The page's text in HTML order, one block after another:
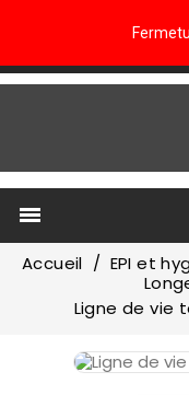

Accueil EPI et
Ligne de vie